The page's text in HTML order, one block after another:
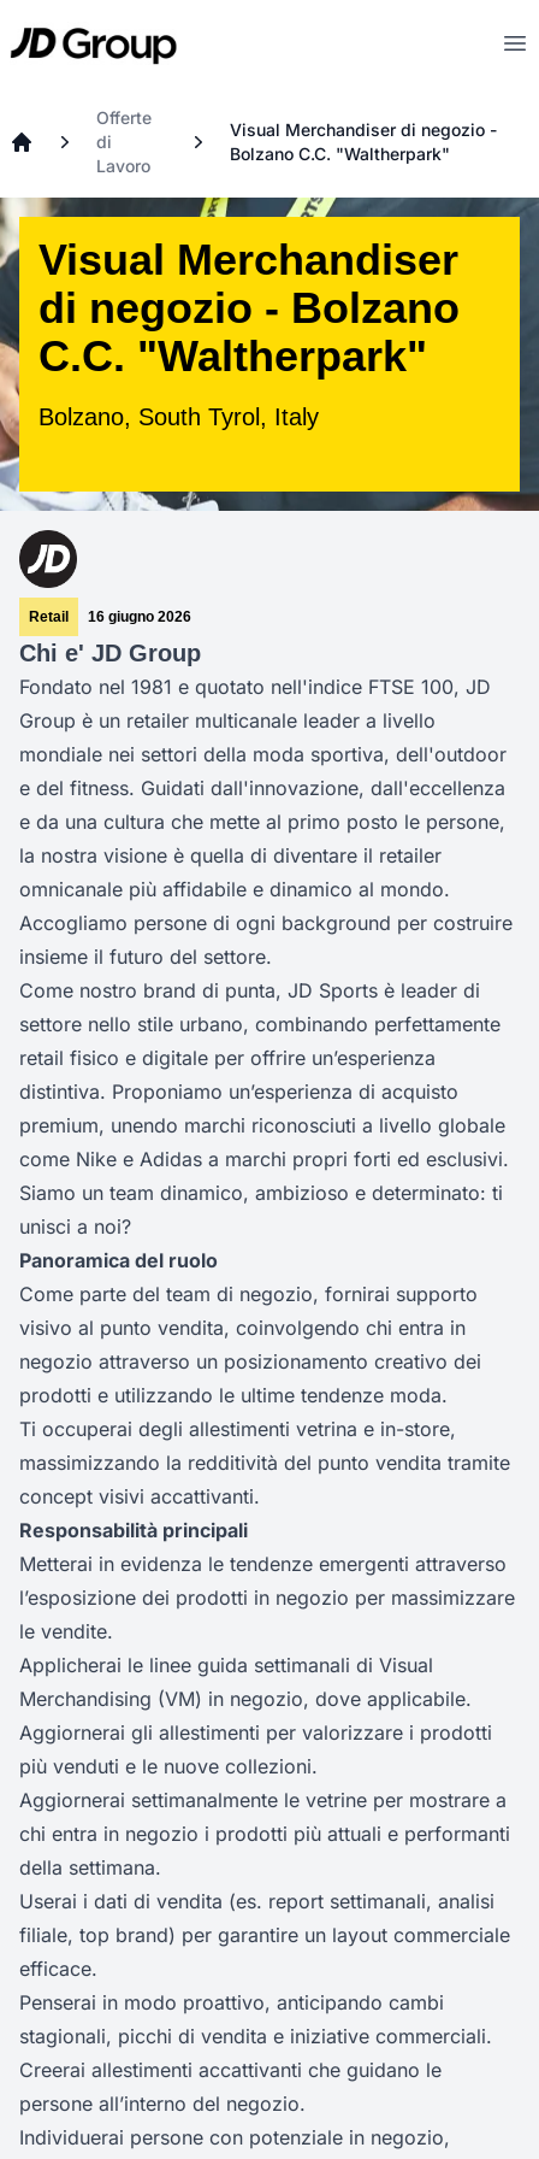
JD
Offerte
di
Lavoro
Visual Merchandiser di negozio -
Bolzano C.C. "Waltherpark"
Visual Merchandiser
di negozio - Bolzano
C.C. "Waltherpark"
Bolzano, South Tyrol, Italy
Retail 16 giugno 2026
Chi e' JD Group
Fondato nel 1981 e quotato nell'indice FTSE 100, JD
Group è un retailer multicanale leader a livello
mondiale nei settori della moda sportiva, dell'outdoor
e del fitness. Guidati dall'innovazione, dall'eccellenza
e da una cultura che mette al primo posto le persone,
la nostra visione è quella di diventare il retailer
omnicanale più affidabile e dinamico al mondo.
Accogliamo persone di ogni background per costruire
insieme il futuro del settore.
Come nostro brand di punta, JD Sports è leader di
settore nello stile urbano, combinando perfettamente
retail fisico e digitale per offrire un’esperienza
distintiva. Proponiamo un’esperienza di acquisto
premium, unendo marchi riconosciuti a livello globale
come Nike e Adidas a marchi propri forti ed esclusivi.
Siamo un team dinamico, ambizioso e determinato: ti
unisci a noi?
Panoramica del ruolo
Come parte del team di negozio, fornirai supporto
visivo al punto vendita, coinvolgendo chi entra in
negozio attraverso un posizionamento creativo dei
prodotti e utilizzando le ultime tendenze moda.
Ti occuperai degli allestimenti vetrina e in-store,
massimizzando la redditività del punto vendita tramite
concept visivi accattivanti.
Responsabilità principali
Metterai in evidenza le tendenze emergenti attraverso
l’esposizione dei prodotti in negozio per massimizzare
le vendite.
Applicherai le linee guida settimanali di Visual
Merchandising (VM) in negozio, dove applicabile.
Aggiornerai gli allestimenti per valorizzare i prodotti
più venduti e le nuove collezioni.
Aggiornerai settimanalmente le vetrine per mostrare a
chi entra in negozio i prodotti più attuali e performanti
della settimana.
Userai i dati di vendita (es. report settimanali, analisi
filiale, top brand) per garantire un layout commerciale
efficace.
Penserai in modo proattivo, anticipando cambi
stagionali, picchi di vendita e iniziative commerciali.
Creerai allestimenti accattivanti che guidano le
persone all’interno del negozio.
Individuerai persone con potenziale in negozio,